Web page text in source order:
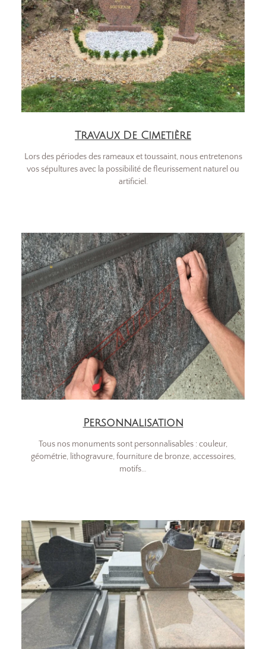
Travaux De Cimetière
Lors des périodes des rameaux et toussaint, nous entretenons
vos sépultures avec la possibilité de fleurissement naturel ou
artificiel.
Personnalisation
Tous nos monuments sont personnalisables : couleur,
géométrie, lithogravure, fourniture de bronze, accessoires,
motifs…